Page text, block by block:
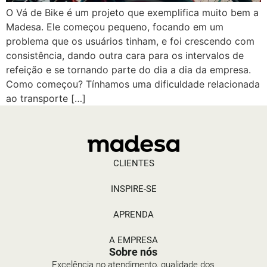
O Vá de Bike é um projeto que exemplifica muito bem a
Madesa. Ele começou pequeno, focando em um
problema que os usuários tinham, e foi crescendo com
consistência, dando outra cara para os intervalos de
refeição e se tornando parte do dia a dia da empresa.
Como começou? Tínhamos uma dificuldade relacionada
ao transporte […]
CLIENTES
INSPIRE-SE
APRENDA
A EMPRESA
Sobre nós
Excelência no atendimento, qualidade dos